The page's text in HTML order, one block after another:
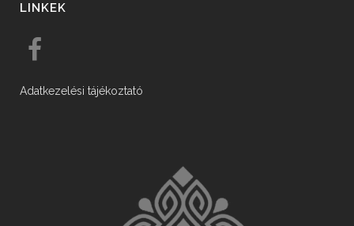
LINKEK
Adatkezelési tájékoztató